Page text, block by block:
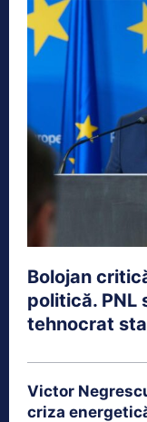
Bolojan
politică. PNL
tehnocrat
Victor
criza